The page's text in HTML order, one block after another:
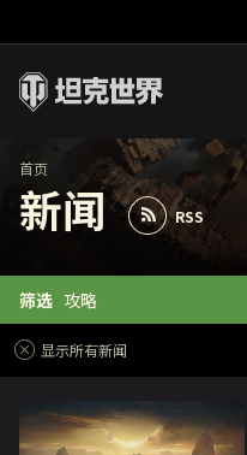
你好，吾久
万圣节
《以战止战》
官方自媒体
首页
新闻 RSS
筛选 攻略
显示所有新闻